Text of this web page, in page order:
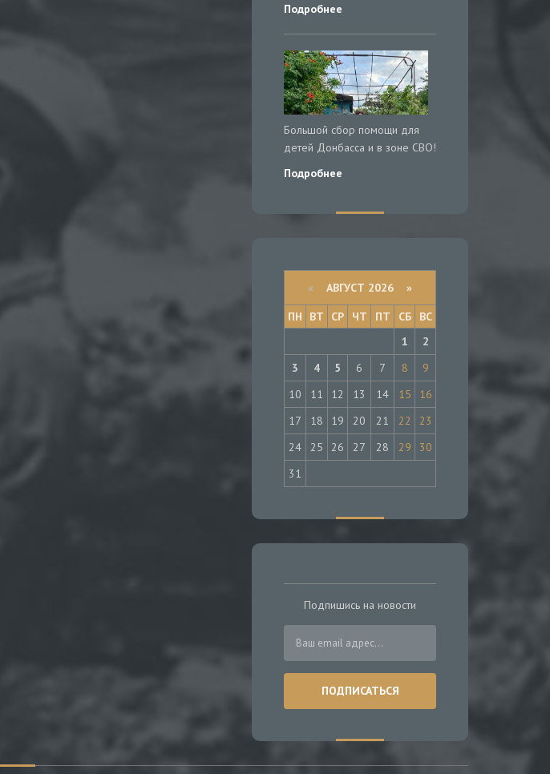
Подробнее
Большой сбор помощи для
детей Донбасса и в зоне СВО!
Подробнее
« АВГУСТ 2026 »
ПН
ВТ СР ЧТ ПТ СБ
ВС
1
2
3
4 5 6 7 8
9
10
11 12 13 14 15
16
17
18 19 20 21 22
23
24
25 26 27 28 29
30
31
Подпишись на новости